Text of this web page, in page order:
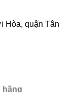
Hòa, quận Tân
hãng